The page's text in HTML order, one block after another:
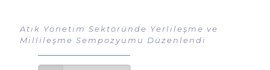
Atık Yönetim Sektöründe Yerlileşme ve
Millileşme Sempozyumu Düzenlendi